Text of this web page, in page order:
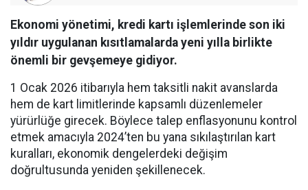
Ekonomi yönetimi, kredi kartı işlemlerinde son iki
yıldır uygulanan kısıtlamalarda yeni yılla birlikte
önemli bir gevşemeye gidiyor.
1 Ocak 2026 itibarıyla hem taksitli nakit avanslarda
hem de kart limitlerinde kapsamlı düzenlemeler
yürürlüğe girecek. Böylece talep enflasyonunu kontrol
etmek amacıyla 2024’ten bu yana sıkılaştırılan kart
kuralları, ekonomik dengelerdeki değişim
doğrultusunda yeniden şekillenecek.